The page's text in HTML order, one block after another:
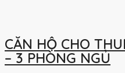
CĂN HỘ CHO
– 3 PHÒNG NGỦ